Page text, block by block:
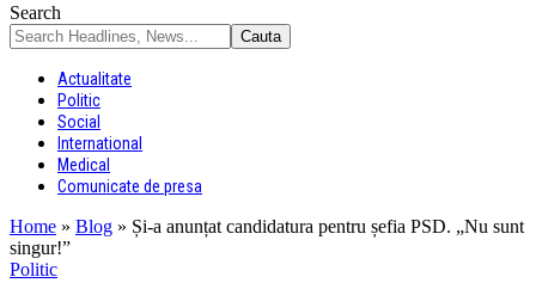
Search
Actualitate
Politic
Social
International
Medical
Comunicate de presa
Home » Blog » Și-a anunțat candidatura pentru șefia PSD. „Nu sunt
singur!”
Politic